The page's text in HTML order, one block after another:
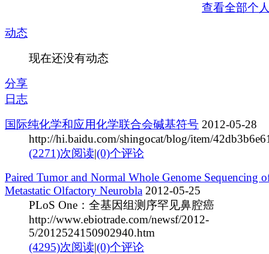
查看全部个
动态
现在还没有动态
分享
日志
国际纯化学和应用化学联合会碱基符号 2012-05-28
http://hi.baidu.com/shingocat/blog/item/
(2271)次阅读|(0)个评论
Paired Tumor and Normal Whole Genome Sequencing
Metastatic Olfactory Neurobla 2012-05-25
PLoS One：全基因组测序罕见鼻腔癌
http://www.ebiotrade.com/newsf/2012-
5/2012524150902940.htm
(4295)次阅读|(0)个评论